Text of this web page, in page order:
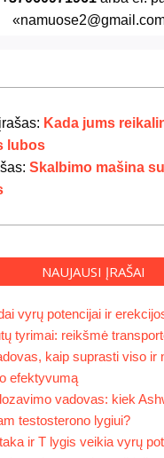
Kada jums
lubos
Skalbimo mašina
NAUJAUSI ĮRAŠAI
vyrų potencijai ir
tyrimai: reikšmė
kaip suprasti viso ir
efektyvumą
vadovas: kiek
testosterono lygiui?
ir T lygis veikia vyrų